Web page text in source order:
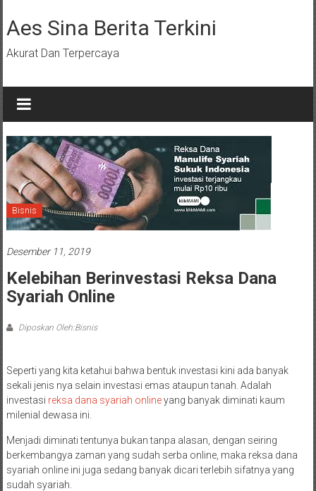
ke
konten
Aes Sina Berita Terkini
Akurat Dan Terpercaya
Bisnis
Desember 11, 2019
Kelebihan Berinvestasi Reksa Dana
Syariah Online
Diposkan Oleh:Bisnis
Seperti yang kita ketahui bahwa bentuk investasi kini ada banyak
sekali jenis nya selain investasi emas ataupun tanah. Adalah
investasi reksa dana syariah onlineyang banyak diminati kaum
milenial dewasa ini.
Menjadi diminati tentunya bukan tanpa alasan, dengan seiring
berkembangya zaman yang sudah serba online, maka reksa dana
syariah online ini juga sedang banyak dicari terlebih sifatnya yang
sudah syariah.